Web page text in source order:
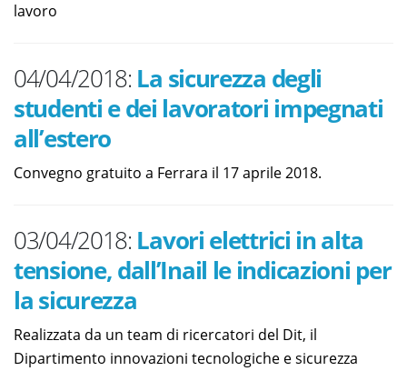
lavoro
04/04/2018: La sicurezza degli
studenti e dei lavoratori impegnati
all’estero
Convegno gratuito a Ferrara il 17 aprile 2018.
03/04/2018: Lavori elettrici in alta
tensione, dall’Inail le indicazioni per
la sicurezza
Realizzata da un team di ricercatori del Dit, il
Dipartimento innovazioni tecnologiche e sicurezza